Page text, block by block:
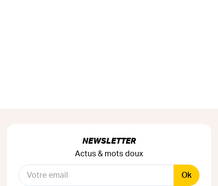
NEWSLETTER
Actus & mots doux
Ok